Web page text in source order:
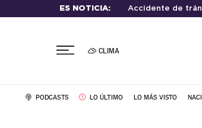
ES NOTICIA: Accidente de
CLIMA
PODCASTS LO ÚLTIMO LO MÁS VISTO